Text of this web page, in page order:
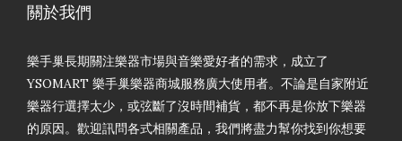
關於我們
樂手巢長期關注樂器市場與音樂愛好者的需求，成立了
YSOMART 樂手巢樂器商城服務廣大使用者。不論是自家附近
樂器行選擇太少，或弦斷了沒時間補貨，都不再是你放下樂器
的原因。歡迎訊問各式相關產品，我們將盡力幫你找到你想要